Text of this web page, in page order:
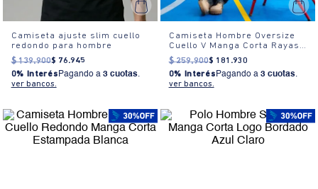
Camiseta ajuste slim cuello
redondo para hombre
$ 139.900$ 76.945
0% Interés Pagando a 3 cuotas.
ver bancos.
Camiseta Hombre Oversize
Cuello V Manga Corta Rayas
Estampada
$ 259.900$ 181 .930
0% Interés Pagando a 3 cuotas.
ver bancos.